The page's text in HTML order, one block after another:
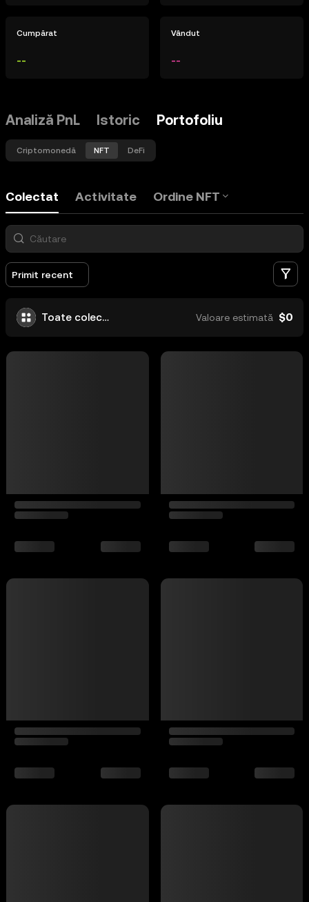
Cumpărat
--
Vândut
--
Analiză PnL Istoric Portofoliu
Criptomonedă NFT DeFi
Colectat Activitate Ordine NFT
Primit recent
Toate colecțiile Valoare estimată $0